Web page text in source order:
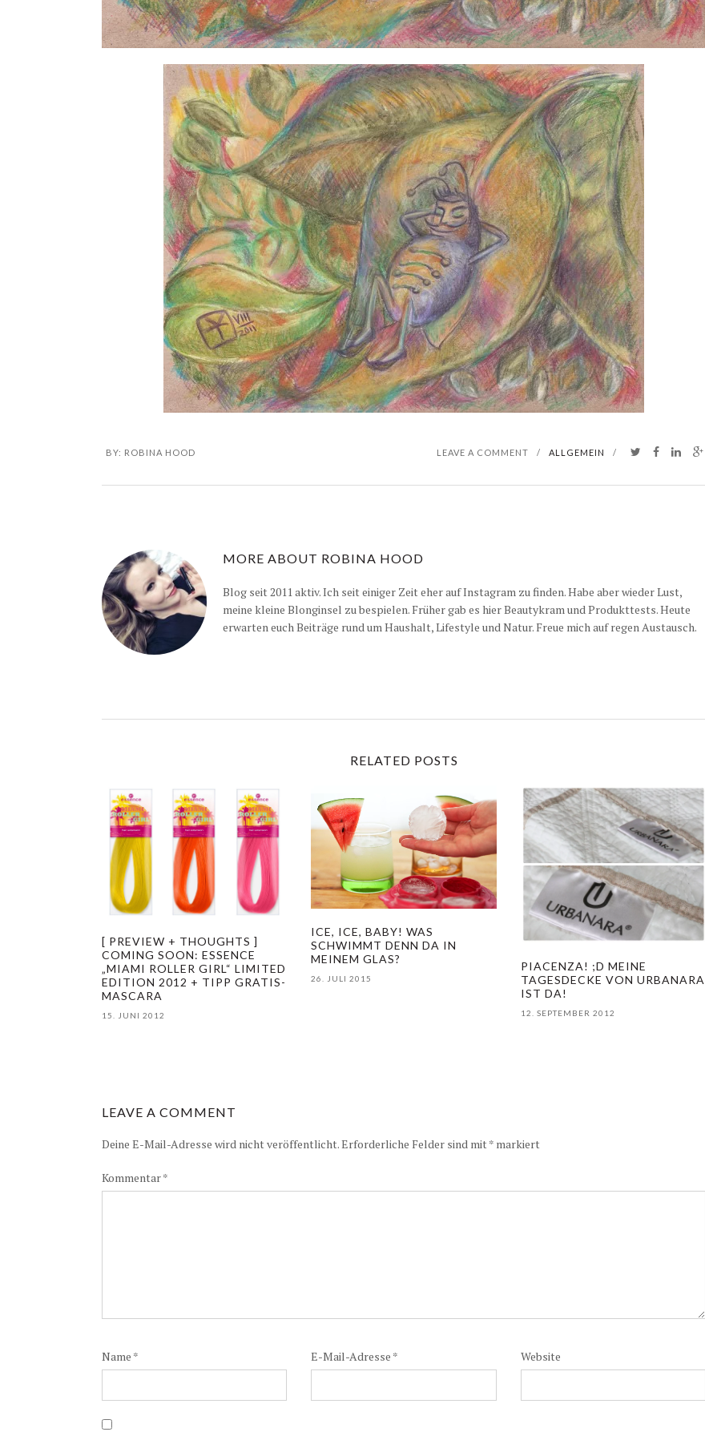
BY: ROBINA HOOD LEAVE A COMMENT / ALLGEMEIN /
MORE ABOUT ROBINA HOOD
Blog seit 2011 aktiv. Ich seit einiger Zeit eher auf Instagram zu finden. Habe aber wieder Lust,
meine kleine Blonginsel zu bespielen. Früher gab es hier Beautykram und Produkttests. Heute
erwarten euch Beiträge rund um Haushalt, Lifestyle und Natur. Freue mich auf regen Austausch.
RELATED POSTS
[ PREVIEW + THOUGHTS ]
COMING SOON: ESSENCE
„MIAMI ROLLER GIRL“ LIMITED
EDITION 2012 + TIPP GRATIS-
MASCARA
15. JUNI 2012
ICE, ICE, BABY! WAS
SCHWIMMT DENN DA IN
MEINEM GLAS?
26. JULI 2015
PIACENZA! ;D MEINE
TAGESDECKE VON URBANARA
IST DA!
12. SEPTEMBER 2012
LEAVE A COMMENT
Deine E-Mail-Adresse wird nicht veröffentlicht.Erforderliche Felder sind mit * markiert
Kommentar*
Name * E-Mail-Adresse * Website